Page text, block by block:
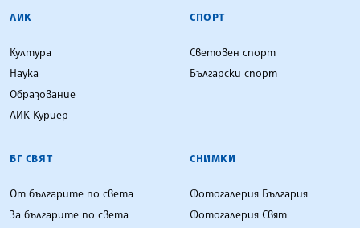
ЛИК
Култура
Наука
Образование
ЛИК Куриер
СПОРТ
Световен спорт
Български спорт
БГ СВЯТ
От българите по света
За българите по света
СНИМКИ
Фотогалерия България
Фотогалерия Свят